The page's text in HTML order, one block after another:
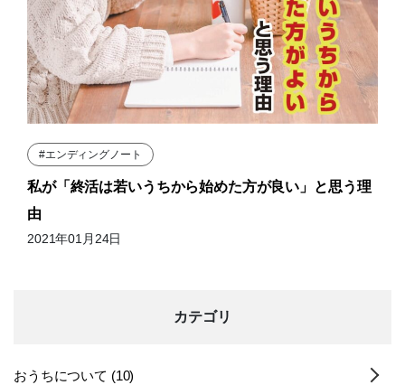
#エンディングノート
私が「終活は若いうちから始めた方が良い」と思う理
由
2021年01月24日
カテゴリ
おうちについて (10)